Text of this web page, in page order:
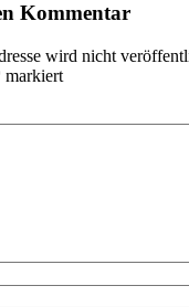
Kommentar
wird nicht
markiert